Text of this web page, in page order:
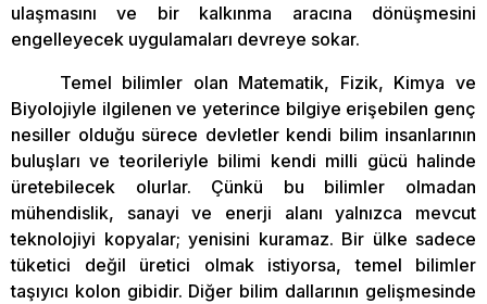
ulaşmasını ve bir kalkınma aracına dönüşmesini
engelleyecek uygulamaları devreye sokar.
Temel bilimler olan Matematik, Fizik, Kimya ve
Biyolojiyle ilgilenen ve yeterince bilgiye erişebilen genç
nesiller olduğu sürece devletler kendi bilim insanlarının
buluşları ve teorileriyle bilimi kendi milli gücü halinde
üretebilecek olurlar. Çünkü bu bilimler olmadan
mühendislik, sanayi ve enerji alanı yalnızca mevcut
teknolojiyi kopyalar; yenisini kuramaz. Bir ülke sadece
tüketici değil üretici olmak istiyorsa, temel bilimler
taşıyıcı kolon gibidir. Diğer bilim dallarının gelişmesinde